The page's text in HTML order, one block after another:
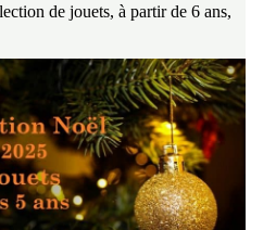
de jouets, à partir de 6 ans,